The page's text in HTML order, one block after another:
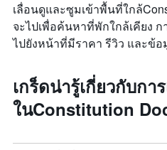
เลื่อนดูและซูมเข้าพื้นที่ใกล้
จะไปเพื่อค้นหาที่พักใกล้เคียง
ไปยังหน้าที่มีราคา รีวิว และข้
เกร็ดน่ารู้เกี่ยวกับกา
ในConstitution